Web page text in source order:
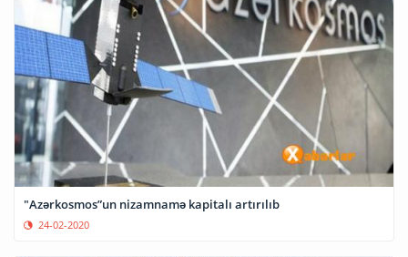
"Azərkosmos”un nizamnamə kapitalı artırılıb
24-02-2020